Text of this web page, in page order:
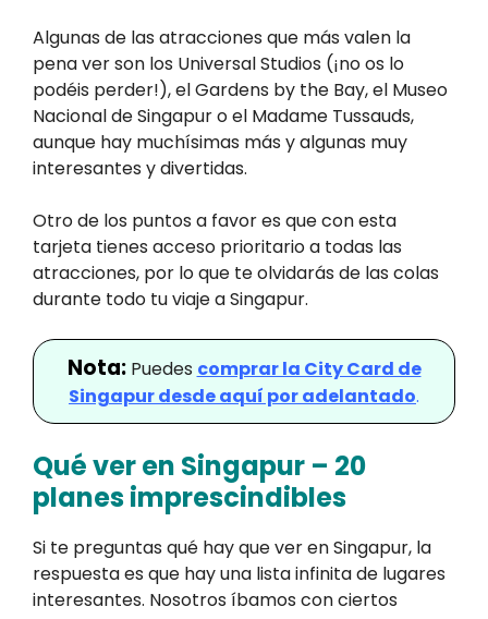
Algunas de las atracciones que más valen la
pena ver son los Universal Studios (¡no os lo
podéis perder!), el Gardens by the Bay, el Museo
Nacional de Singapur o el Madame Tussauds,
aunque hay muchísimas más y algunas muy
interesantes y divertidas.
Otro de los puntos a favor es que con esta
tarjeta tienes acceso prioritario a todas las
atracciones, por lo que te olvidarás de las colas
durante todo tu viaje a Singapur.
Nota: Puedes comprar la City Card de
Singapur desde aquí por adelantado.
Qué ver en Singapur – 20
planes imprescindibles
Si te preguntas qué hay que ver en Singapur, la
respuesta es que hay una lista infinita de lugares
interesantes. Nosotros íbamos con ciertos